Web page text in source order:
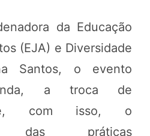
da Educação
(EJA) e Diversidade
Santos, o evento
a troca de
e, com isso, o
das práticas